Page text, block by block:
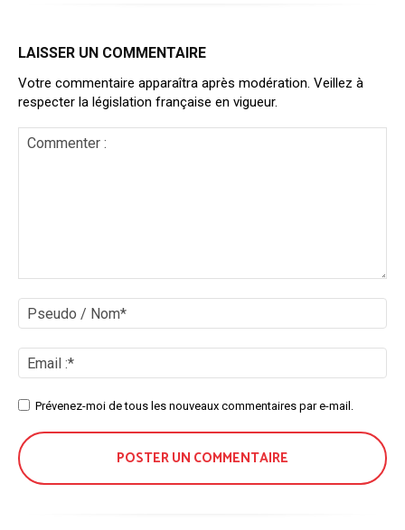
LAISSER UN COMMENTAIRE
Votre commentaire apparaîtra après modération. Veillez à
respecter la législation française en vigueur.
/
:*
SitePrévenez-moi de tous les nouveaux commentaires par e-mail.